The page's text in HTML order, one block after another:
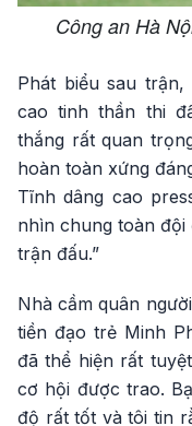
Công an Hà
Phát biểu sau trận,
cao tinh thần thi
thắng rất quan
hoàn toàn xứng
Tĩnh dâng cao
nhìn chung toàn
trận đấu.”
Nhà cầm quân
tiền đạo trẻ Minh
đã thể hiện rất
cơ hội được trao.
độ rất tốt và tôi tin